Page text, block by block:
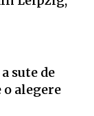
sute de
alegere